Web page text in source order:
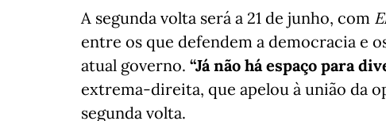
A segunda volta será a 21 de junho, com
entre os que defendem a democracia e
atual governo. “Já não há espaço para
extrema-direita, que apelou à união da
segunda volta.